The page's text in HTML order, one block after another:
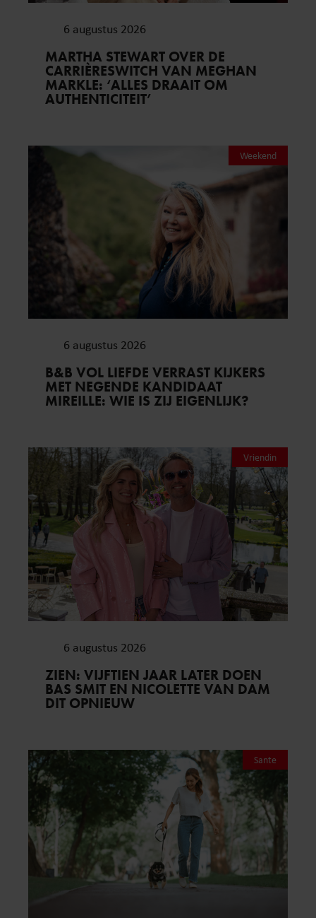
6 augustus 2026
MARTHA STEWART OVER DE
CARRIÈRESWITCH VAN MEGHAN
MARKLE: ‘ALLES DRAAIT OM
AUTHENTICITEIT’
Weekend
6 augustus 2026
B&B VOL LIEFDE VERRAST KIJKERS
MET NEGENDE KANDIDAAT
MIREILLE: WIE IS ZIJ EIGENLIJK?
Vriendin
6 augustus 2026
ZIEN: VIJFTIEN JAAR LATER DOEN
BAS SMIT EN NICOLETTE VAN DAM
DIT OPNIEUW
Sante